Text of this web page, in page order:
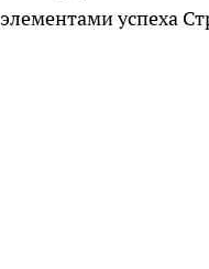
элементами успеха